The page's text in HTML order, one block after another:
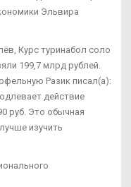
Эльвира
Курс туринабол соло
199,7 млрд рублей.
Разик писал(а):
действие
руб. Это обычная
изучить